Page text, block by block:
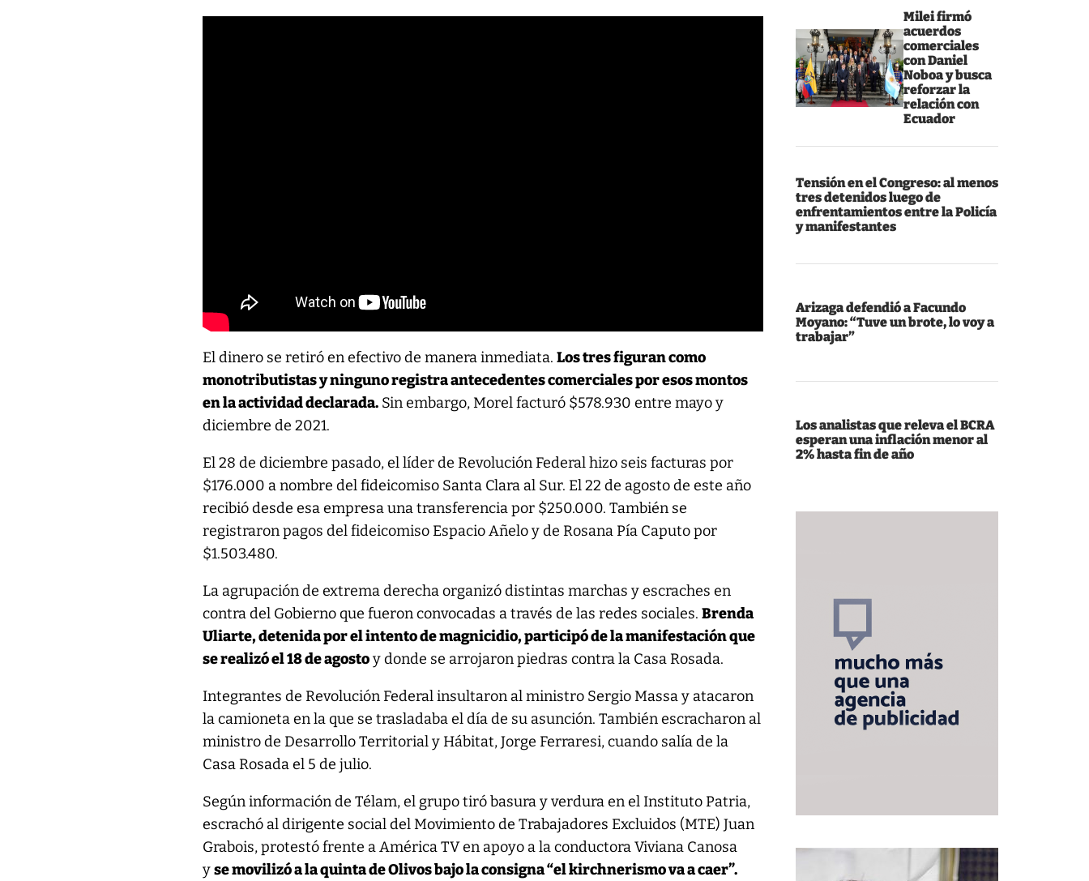
Milei firmó
acuerdos
comerciales
con Daniel
Noboa y busca
reforzar la
relación con
Ecuador
Tensión en el Congreso: al menos
tres detenidos luego de
enfrentamientos entre la Policía
y manifestantes
Arizaga defendió a Facundo
Moyano: “Tuve un brote, lo voy a
trabajar”
Los analistas que releva el BCRA
esperan una inflación menor al
2% hasta fin de año
El dinero se retiró en efectivo de manera inmediata.Los tres figuran como
monotributistas y ninguno registra antecedentes comerciales por esos montos
en la actividad declarada. Sin embargo, Morel facturó $578.930 entre mayo y
diciembre de 2021.
El 28 de diciembre pasado, el líder de Revolución Federal hizo seis facturas por
$176.000 a nombre del fideicomiso Santa Clara al Sur. El 22 de agosto de este año
recibió desde esa empresa una transferencia por $250.000. También se
registraron pagos del fideicomiso Espacio Añelo y de Rosana Pía Caputo por
$1.503.480.
La agrupación de extrema derecha organizó distintas marchas y escraches en
contra del Gobierno que fueron convocadas a través de las redes sociales.Brenda
Uliarte, detenida por el intento de magnicidio, participó de la manifestación que
se realizó el 18 de agostoy donde se arrojaron piedras contra la Casa Rosada.
Integrantes de Revolución Federal insultaron al ministro Sergio Massa y atacaron
la camioneta en la que se trasladaba el día de su asunción. También escracharon al
ministro de Desarrollo Territorial y Hábitat, Jorge Ferraresi, cuando salía de la
Casa Rosada el 5 de julio.
Según información de Télam, el grupo tiró basura y verdura en el Instituto Patria,
escrachó al dirigente social del Movimiento de Trabajadores Excluidos (MTE) Juan
Grabois, protestó frente a América TV en apoyo a la conductora Viviana Canosa
yse movilizó a la quinta de Olivos bajo la consigna “el kirchnerismo va a caer”.